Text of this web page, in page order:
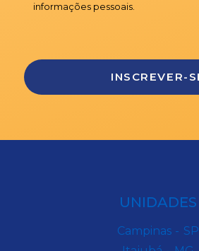
informações pessoais.
UNIDADES
Campinas - SP